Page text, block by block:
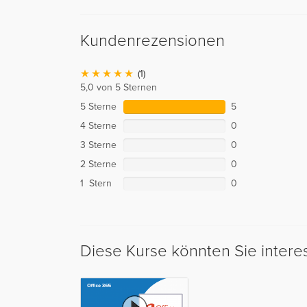
Kundenrezensionen
(1)
5,0 von 5 Sternen
5 Sterne
5
4 Sterne
0
3 Sterne
0
2 Sterne
0
1 Stern
0
Diese Kurse könnten Sie